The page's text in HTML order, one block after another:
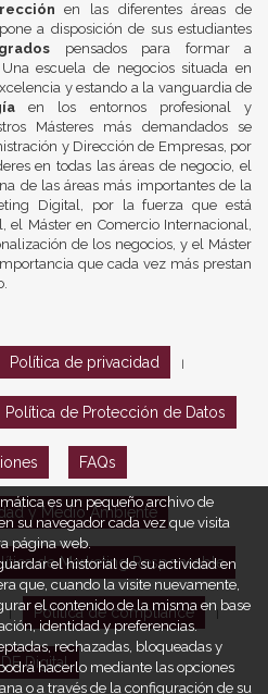
en las diferentes áreas de
a disposición de sus estudiantes
pensados para formar a
escuela de negocios situada en
y estando a la vanguardia de
en los entornos profesional y
Másteres más demandados se
y Dirección de Empresas, por
en todas las áreas de negocio, el
de las áreas más importantes de la
Digital, por la fuerza que está
Máster en Comercio Internacional,
de los negocios, y el Máster
que cada vez más prestan
Política de privacidad
Política de Protección de Datos
FAQs
y Medio Ambiente
de Marketing Responsable
Política de compliance
Digital
es un pequeño archivo de
su navegador cada vez que visita
página web.
el historial de su actividad en
que, cuando la visite nuevamente,
el contenido de la misma en base
identidad y preferencias.
rechazadas, bloqueadas y
hacerlo mediante las opciones
o a través de la configuración de su